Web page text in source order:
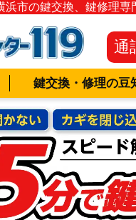
浜市の鍵交換、鍵修理専
通
鍵交換・修理の豆